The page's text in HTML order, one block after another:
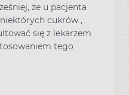
że u pacjenta
cukrów ,
się z lekarzem
tego